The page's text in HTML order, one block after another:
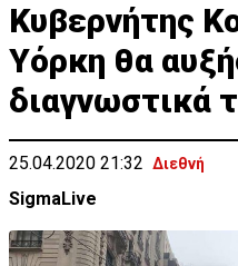
Κυβερνήτης
Υόρκη θα
διαγνωστικά
25.04.2020 21:32 Διεθνή
SigmaLive